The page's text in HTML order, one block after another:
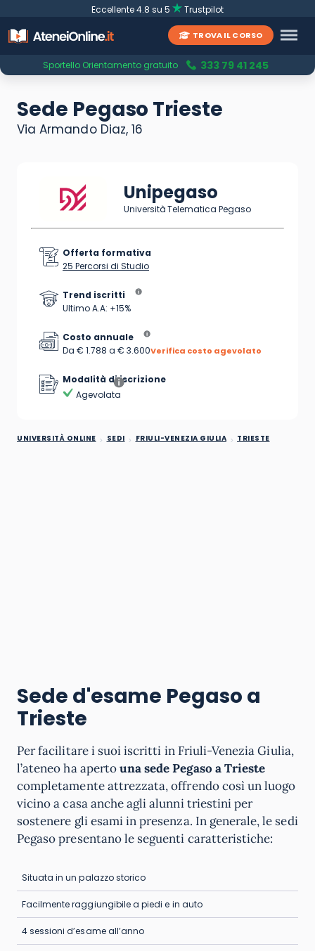
Eccellente 4.8 su 5 Trustpilot
TROVA IL CORSO
Sportello Orientamento gratuito 333 79 41 245
Sede Pegaso Trieste
Via Armando Diaz, 16
Unipegaso
Università Telematica Pegaso
Offerta formativa
25 Percorsi di Studio
Trend iscritti
Ultimo A.A: +15%
Costo annuale
Da € 1.788 a € 3.600Verifica costo agevolato
Modalità di iscrizione
Agevolata
UNIVERSITÀ ONLINE SEDI FRIULI-VENEZIA GIULIA TRIESTE
Sede d'esame Pegaso a
Trieste
Per facilitare i suoi iscritti in Friuli-Venezia Giulia,
l’ateneo ha apertouna sede Pegaso a Trieste
completamente attrezzata, offrendo così un luogo
vicino a casa anche agli alunni triestini per
sostenere gli esami in presenza. In generale, le sedi
Pegaso presentano le seguenti caratteristiche:
Situata in un palazzo storico
Facilmente raggiungibile a piedi e in auto
4 sessioni d’esame all’anno